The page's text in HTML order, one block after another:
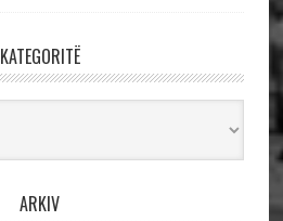
KATEGORITË
ARKIV